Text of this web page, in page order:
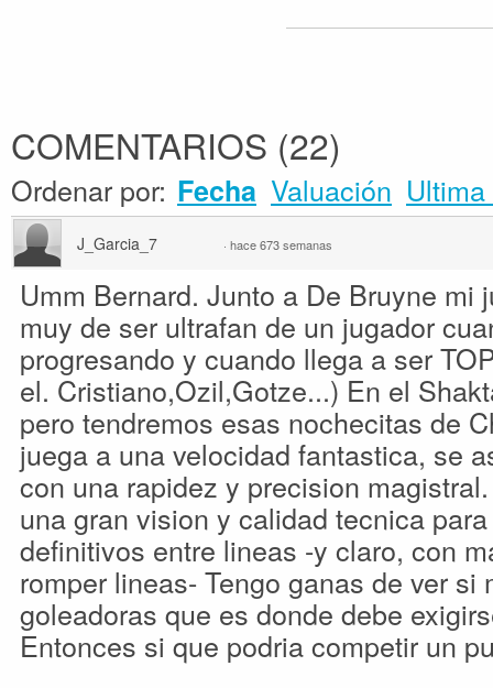
COMENTARIOS (22)
Ordenar por: Fecha Valuación
J_Garcia_7 · hace 673 semanas
Umm Bernard. Junto a De Bruyne mi
muy de ser ultrafan de un jugador
progresando y cuando llega a ser
el. Cristiano,Ozil,Gotze...) En el
pero tendremos esas nochecitas de
juega a una velocidad fantastica, se
con una rapidez y precision
una gran vision y calidad tecnica
definitivos entre lineas -y claro, con
romper lineas- Tengo ganas de ver si
goleadoras que es donde debe
Entonces si que podria competir un